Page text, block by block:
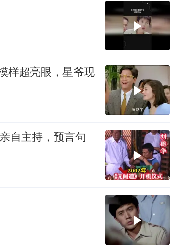
样超亮眼，星爷现
自主持，预言句